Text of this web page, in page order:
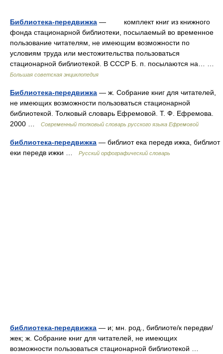
Библиотека-передвижка — комплект книг из книжного
фонда стационарной библиотеки, посылаемый во временное
пользование читателям, не имеющим возможности по
условиям труда или местожительства пользоваться
стационарной библиотекой. В СССР Б. п. посылаются на… …
Большая советская энциклопедия
Библиотека-передвижка — ж. Собрание книг для читателей,
не имеющих возможности пользоваться стационарной
библиотекой. Толковый словарь Ефремовой. Т. Ф. Ефремова.
2000 …
Современный толковый словарь русского языка Ефремовой
библиотека-передвижка — библиот ека передв ижка, библиот
еки передв ижки …
Русский орфографический словарь
библиотека-передвижка — и; мн. род., библиоте/к передви/
жек; ж. Собрание книг для читателей, не имеющих
возможности пользоваться стационарной библиотекой …